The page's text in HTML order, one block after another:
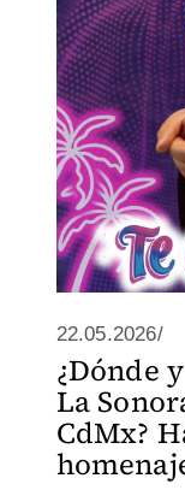
22.05.2026/
¿Dónde
La
CdMx?